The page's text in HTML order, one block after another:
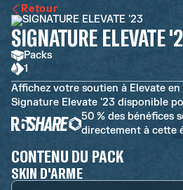
Retour
SIGNATURE ELEVATE
Packs
1
Affichez votre soutien à Elevate
Signature Elevate '23 disponible
50 % des bénéfices
directement à cette
CONTENU DU PACK
SKIN D'ARME